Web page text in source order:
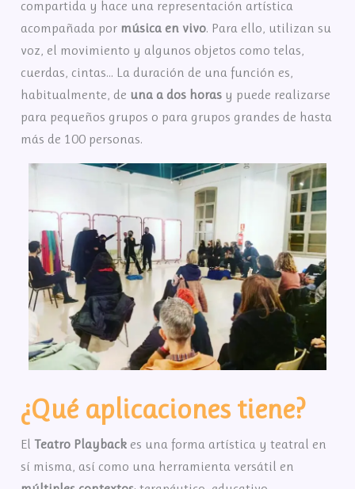
compartida y hace una representación artística
acompañada por música en vivo. Para ello, utilizan su
voz, el movimiento y algunos objetos como telas,
cuerdas, cintas… La duración de una función es,
habitualmente, de una a dos horas y puede realizarse
para pequeños grupos o para grupos grandes de hasta
más de 100 personas.
¿Qué aplicaciones tiene?
El Teatro Playback es una forma artística y teatral en
sí misma, así como una herramienta versátil en